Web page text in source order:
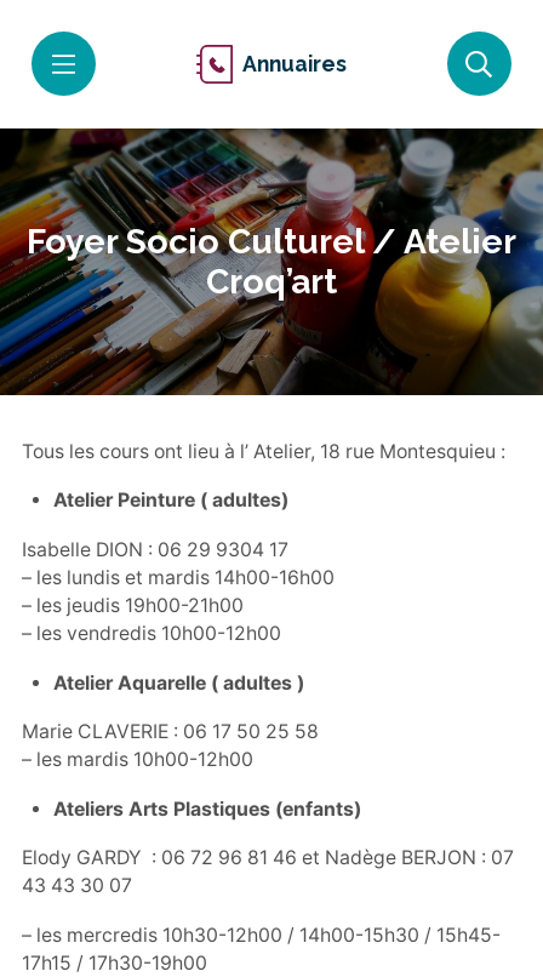
Annuaires
Foyer Socio Culturel / Atelier
Croq’art
Tous les cours ont lieu à l’ Atelier, 18 rue Montesquieu :
Atelier Peinture ( adultes)
Isabelle DION : 06 29 9304 17
– les lundis et mardis 14h00-16h00
– les jeudis 19h00-21h00
– les vendredis 10h00-12h00
Atelier Aquarelle ( adultes )
Marie CLAVERIE : 06 17 50 25 58
– les mardis 10h00-12h00
Ateliers Arts Plastiques (enfants)
Elody GARDY : 06 72 96 81 46 et Nadège BERJON : 07
43 43 30 07
– les mercredis 10h30-12h00 / 14h00-15h30 / 15h45-
17h15 / 17h30-19h00